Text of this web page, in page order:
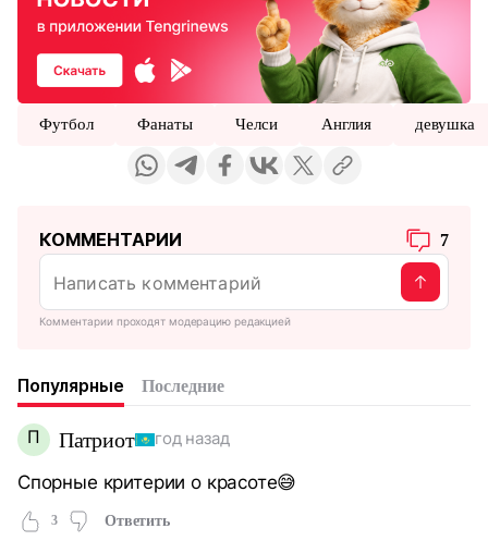
Футбол Фанаты Челси Англия девушка
КОММЕНТАРИИ 7
Комментарии проходят модерацию редакцией
Популярные Последние
П Патриот год назад
Спорные критерии о красоте😅
3 Ответить